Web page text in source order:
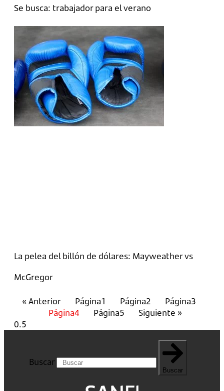
Se busca: trabajador para el verano
La pelea del billón de dólares: Mayweather vs
McGregor
« Anterior Página1 Página2 Página3
Página4 Página5 Siguiente »
Buscar
Buscar